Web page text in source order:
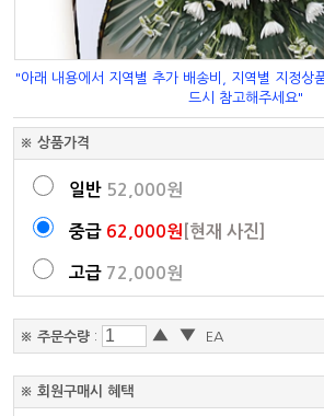
"아래 내용에서 지역별 추가 배송비, 지역별 지정상
드시 참고해주세요"
※ 상품가격
일반 52,000원
중급 62,000원 [현재 사진]
고급 72,000원
※ 주문수량: ▲ ▼ EA
※ 회원구매시 혜택